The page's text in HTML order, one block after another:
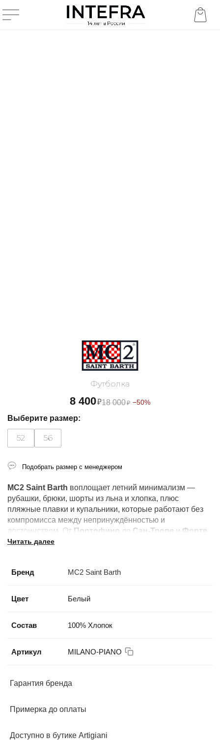
Футболка
8 400₽18 000₽ −50%
MC2 Saint Barth воплощает летний минимализм —
рубашки, брюки, шорты из льна и хлопка, плюс
пляжные плавки и купальники, которые работают без
компромисса между непринуждённостью и
достоинством. От Портофино до Сан-Тропе и Форте
дей Марми: это бренд лучших летних курортов.
Читать далее
Бренд MC2 Saint Barth
Цвет Белый
Состав 100% Хлопок
Артикул MILANO-PIANO
Гарантия бренда
Примерка до оплаты
Доступно в бутике Artigiani
Выберите размер:
52 56
Подобрать размер с менеджером